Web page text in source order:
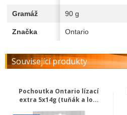
Gramáž 90 g
Značka Ontario
Související produkty
Pochoutka Ontario lízací
extra 5x14g (tuňák a lo...